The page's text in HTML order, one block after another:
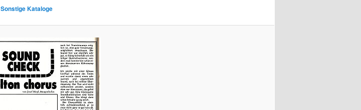
Sonstige Kataloge